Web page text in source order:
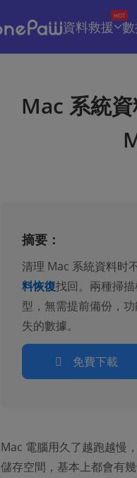
資料救援
HOT
Mac 系統
摘要：
清理 Mac 系統資料时
料恢復找回。兩種掃
型，無需提前備份，
失的數據。
免費下載
Mac 電腦用久了越跑越慢
儲存空間，基本上都會有